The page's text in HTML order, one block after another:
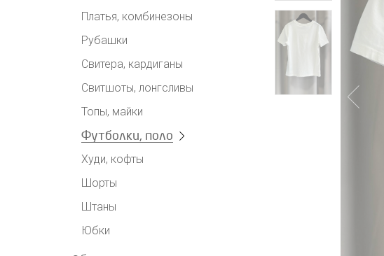
Платья, комбинезоны
Рубашки
Свитера, кардиганы
Свитшоты, лонгсливы
Топы, майки
Футболки, поло
Худи, кофты
Шорты
Штаны
Юбки